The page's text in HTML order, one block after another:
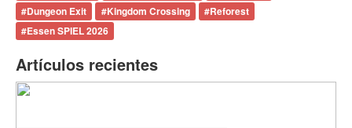
#Dungeon Exit #Kingdom Crossing #Reforest
#Essen SPIEL 2026
Artículos recientes